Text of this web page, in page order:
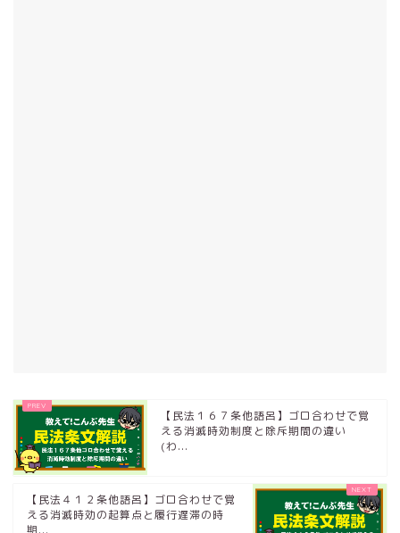
【民法１６７条他語呂】ゴロ合わせで覚
える消滅時効制度と除斥期間の違い
(わ...
【民法４１２条他語呂】ゴロ合わせで覚
える消滅時効の起算点と履行遅滞の時